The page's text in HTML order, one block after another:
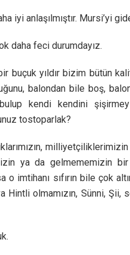
iyi anlaşılmıştır. Mursi’yi
daha feci durumdayız.
buçuk yıldır bizim bütün
balondan bile boş,
kendi kendini
tostoparlak?
ya da gelmememizin
o imtihanı sıfırın bile çok
Hintli olmamızın, Sünni, Şii,